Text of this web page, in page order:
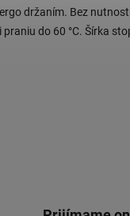
držaním. Bez
do 60 °C. Šírka